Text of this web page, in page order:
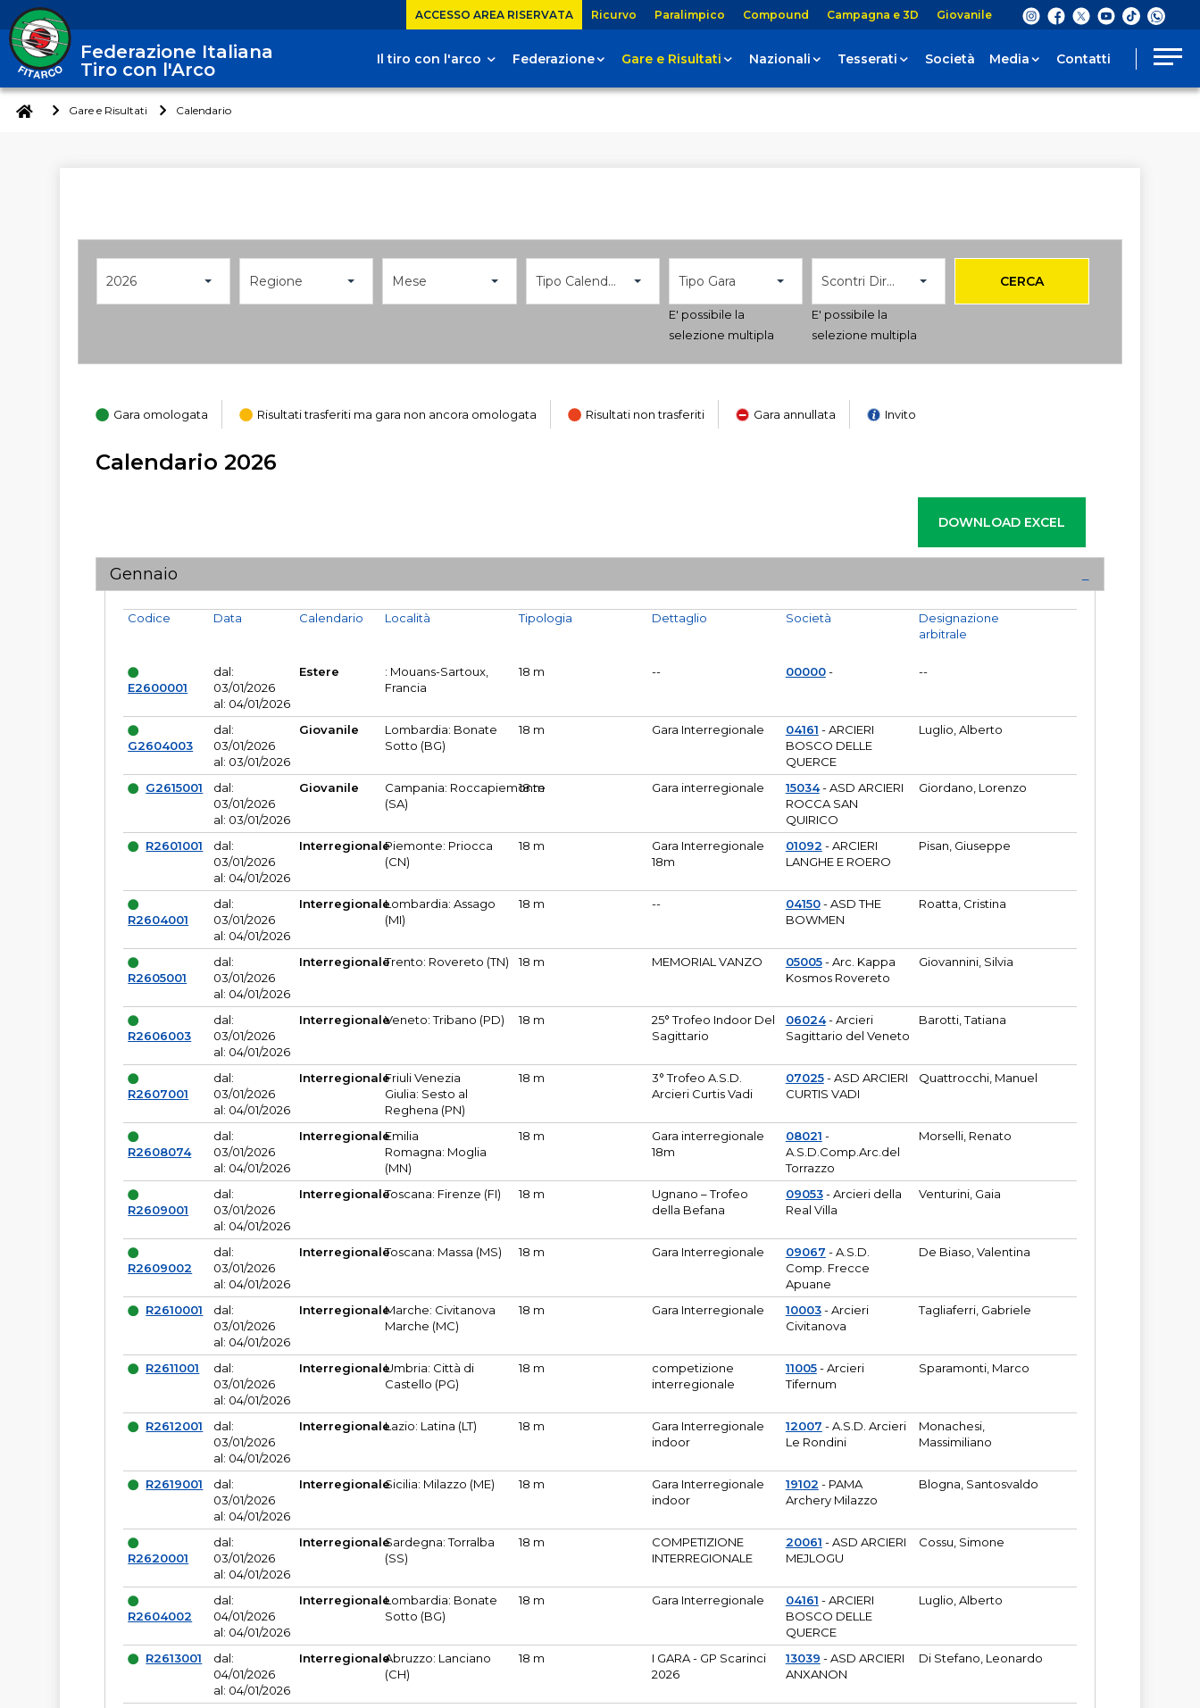
ACCESSO AREA RISERVATA Ricurvo Paralimpico Compound Campagna e 3D Giovanile
Federazione Italiana
Tiro con l'Arco
Il tiro con l'arco Federazione Gare e Risultati Nazionali Tesserati Società Media Contatti
Gare e Risultati Calendario
2026 Regione Mese Tipo Calendario Tipo Gara
E' possibile la
selezione multipla
Scontri Diretti
E' possibile la
selezione multipla
CERCA
Gara omologata Risultati trasferiti ma gara non ancora omologata Risultati non trasferiti Gara annullata Invito
Calendario 2026
Gennaio
Codice
E2600001
Data
dal:
03/01/2026
al: 04/01/2026
Calendario
Estere
Località
: Mouans-Sartoux,
Francia
Tipologia
18 m
Dettaglio
--
Società
00000-
Designazione
arbitrale
--
G2604003
dal:
03/01/2026
al: 03/01/2026
Giovanile
Lombardia: Bonate
Sotto (BG)
18 m Gara Interregionale 04161 - ARCIERI
BOSCO DELLE
QUERCE
Luglio, Alberto
G2615001
dal:
03/01/2026
al: 03/01/2026
Giovanile
Campania: Roccapiemonte
(SA)
18 m Gara interregionale 15034- ASD ARCIERI
ROCCA SAN
QUIRICO
Giordano, Lorenzo
R2601001
dal:
03/01/2026
al: 04/01/2026
InterregionalePiemonte: Priocca
(CN)
18 m
Gara Interregionale
18m
01092 - ARCIERI
LANGHE E ROERO
Pisan, Giuseppe
R2604001
dal:
03/01/2026
al: 04/01/2026
InterregionaleLombardia: Assago
(MI)
18 m -- 04150- ASD THE
BOWMEN
Roatta, Cristina
R2605001
dal:
03/01/2026
al: 04/01/2026
InterregionaleTrento: Rovereto (TN) 18 m MEMORIAL VANZO 05005- Arc. Kappa
Kosmos Rovereto
Giovannini, Silvia
R2606003
dal:
03/01/2026
al: 04/01/2026
InterregionaleVeneto: Tribano (PD) 18 m
25° Trofeo Indoor Del
Sagittario
06024- Arcieri
Sagittario del Veneto
Barotti, Tatiana
R2607001
dal:
03/01/2026
al: 04/01/2026
InterregionaleFriuli Venezia
Giulia: Sesto al
Reghena (PN)
18 m
3° Trofeo A.S.D.
Arcieri Curtis Vadi
07025- ASD ARCIERI
CURTIS VADI
Quattrocchi, Manuel
R2608074
dal:
03/01/2026
al: 04/01/2026
InterregionaleEmilia
Romagna: Moglia
(MN)
18 m
Gara interregionale
18m
08021 -
A.S.D.Comp.Arc.del
Torrazzo
Morselli, Renato
R2609001
dal:
03/01/2026
al: 04/01/2026
InterregionaleToscana: Firenze (FI) 18 m
Ugnano – Trofeo
della Befana
09053- Arcieri della
Real Villa
Venturini, Gaia
R2609002
dal:
03/01/2026
al: 04/01/2026
InterregionaleToscana: Massa (MS) 18 m Gara Interregionale 09067 - A.S.D.
Comp. Frecce
Apuane
De Biaso, Valentina
R2610001
dal:
03/01/2026
al: 04/01/2026
InterregionaleMarche: Civitanova
Marche (MC)
18 m Gara Interregionale 10003- Arcieri
Civitanova
Tagliaferri, Gabriele
R2611001
dal:
03/01/2026
al: 04/01/2026
InterregionaleUmbria: Città di
Castello (PG)
18 m
competizione
interregionale
11005- Arcieri
Tifernum
Sparamonti, Marco
R2612001
dal:
03/01/2026
al: 04/01/2026
InterregionaleLazio: Latina (LT) 18 m
Gara Interregionale
indoor
12007 - A.S.D. Arcieri
Le Rondini
Monachesi,
Massimiliano
R2619001
dal:
03/01/2026
al: 04/01/2026
InterregionaleSicilia: Milazzo (ME) 18 m
Gara Interregionale
indoor
19102 - PAMA
Archery Milazzo
Blogna, Santosvaldo
R2620001
dal:
03/01/2026
al: 04/01/2026
InterregionaleSardegna: Torralba
(SS)
18 m
COMPETIZIONE
INTERREGIONALE
20061 - ASD ARCIERI
MEJLOGU
Cossu, Simone
R2604002
dal:
04/01/2026
al: 04/01/2026
InterregionaleLombardia: Bonate
Sotto (BG)
18 m Gara Interregionale 04161 - ARCIERI
BOSCO DELLE
QUERCE
Luglio, Alberto
R2613001
dal:
04/01/2026
al: 04/01/2026
InterregionaleAbruzzo: Lanciano
(CH)
18 m
I GARA - GP Scarinci
2026
13039 - ASD ARCIERI
ANXANON
Di Stefano, Leonardo